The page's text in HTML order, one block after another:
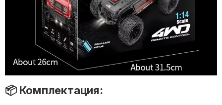
📦 Комплектация: